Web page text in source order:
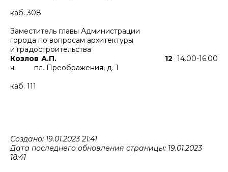
каб. 308
Заместитель главы Администрации
города по вопросам архитектуры
и градостроительства
Козлов А.П. 12 14.00-16.00
ч. пл. Преображения, д. 1
каб. 111
Создано: 19.01.2023 21:41
Дата последнего обновления страницы: 19.01.2023
18:41